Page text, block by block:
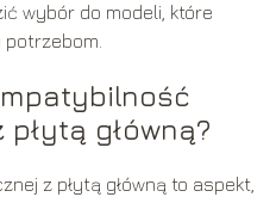
wybór do modeli, które
potrzebom.
główną?
z płytą główną to aspekt,